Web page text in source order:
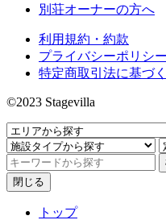
別荘オーナーの方へ
利用規約・約款
プライバシーポリシー
特定商取引法に基づ
©2023 Stagevilla
閉じる
トップ